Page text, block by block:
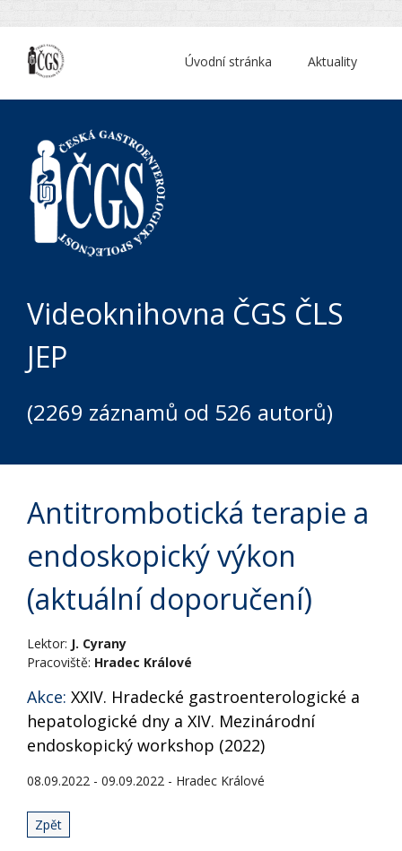
Aktuality
Úvodní stránka
Videoknihovna ČGS ČLS
JEP
(2269 záznamů od 526 autorů)
Antitrombotická terapie a
endoskopický výkon
(aktuální doporučení)
Lektor: J. Cyrany
Pracoviště: Hradec Králové
Akce: XXIV. Hradecké gastroenterologické a
hepatologické dny a XIV. Mezinárodní
endoskopický workshop (2022)
08.09.2022 - 09.09.2022 - Hradec Králové
Zpět